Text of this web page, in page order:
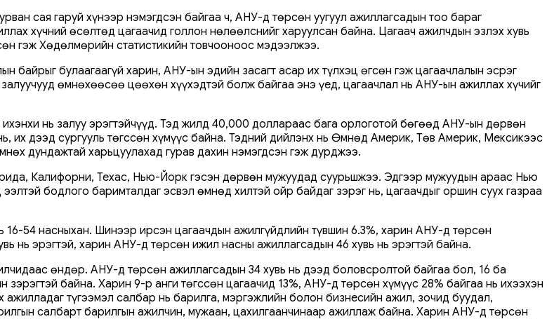
сая гаруй хүнээр нэмэгдсэн байгаа ч, АНУ-д төрсөн уугуул ажиллагсадын тоо бараг
хүчний өсөлтөд цагаачид голлон нөлөөлснийг харуулсан байна. Цагаач ажилчдын эзлэх хувь
гэж Хөдөлмөрийн статистикийн товчооноос мэдээлжээ.
булаагаагүй харин, АНУ-ын эдийн засагт асар их түлхэц өгсөн гэж цагаачлалын эсрэг
өмнөхөөсөө цөөхөн хүүхэдтэй болж байгаа энэ үед, цагаачлал нь АНУ-ын ажиллах хүчийг
нь залуу эрэгтэйчүүд. Тэд жилд 40,000 доллараас бага орлоготой бөгөөд АНУ-ын дөрвөн
их дээд сургууль төгссөн хүмүүс байна. Тэдний дийлэнх нь Өмнөд Америк, Төв Америк, Мексикээс
дундажтай харьцуулахад гурав дахин нэмэгдсэн гэж дурджээ.
Калифорни, Техас, Нью-Йорк гэсэн дөрвөн мужуудад суурьшжээ. Эдгээр мужуудын араас Нью
бодлого баримталдаг эсвэл өмнөд хилтэй ойр байдаг зэрэг нь, цагаачдыг оршин суух газраа
54 насныхан. Шинээр ирсэн цагаачдын ажилгүйдлийн түвшин 6.3%, харин АНУ-д төрсөн
нь эрэгтэй, харин АНУ-д төрсөн ижил насны ажиллагсадын 46 хувь нь эрэгтэй байна.
өндөр. АНУ-д төрсөн ажиллагсадын 34 хувь нь дээд боловсролтой байгаа бол, 16 ба
байна. Харин 9-р анги төгссөн цагаачид 13%, АНУ-д төрсөн хүмүүс 28% байгаа нь ихээхэн
ажилладаг түгээмэл салбар нь барилга, мэргэжлийн болон бизнесийн ажил, зочид буудал,
салбарт барилгын ажилчин, мужаан, цахилгаанчинаар ажиллаж байна. Харин АНУ-д төрсөн